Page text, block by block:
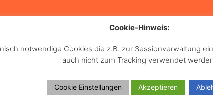
Cookie-Hinweis:
notwendige Cookies die z.B. zur Sessionverwaltung
auch nicht zum Tracking verwendet
Cookie Einstellungen Akzeptieren